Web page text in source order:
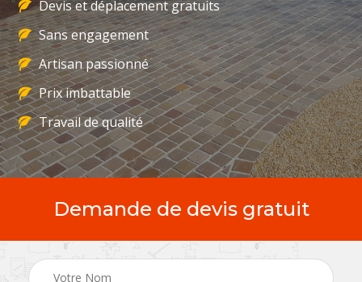
Devis et déplacement gratuits
Sans engagement
Artisan passionné
Prix imbattable
Travail de qualité
Demande de devis gratuit